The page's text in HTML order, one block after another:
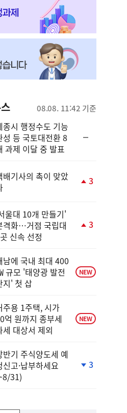
08.08. 11:42 기준
종시 행정수도 기능
성 등 국토대전환 8
과제 이달 중 발표
배기사의 촉이 맞았
3
울대 10개 만들기'
격화…거점 국립대
신속 선정
3
남에 국내 최대 400
규모 '태양광 발전
지' 첫 삽
NEW
주용 1주택, 시가
억 원까지 종부세
세 대상서 제외
NEW
반기 주식양도세 예
신고·납부하세요
31)
3